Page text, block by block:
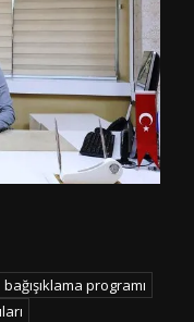
bağışıklama programı